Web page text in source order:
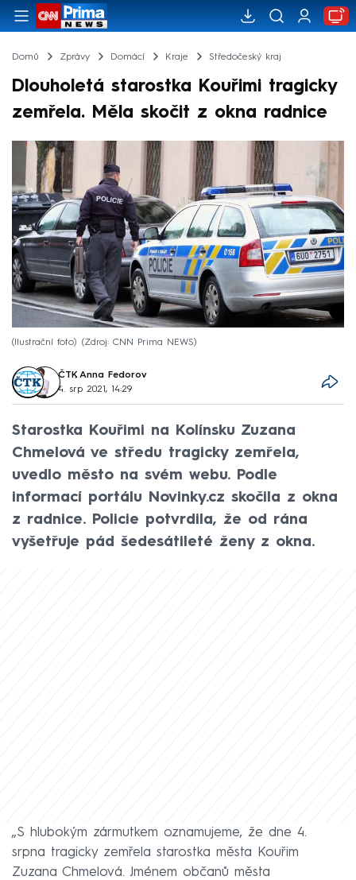
Domů Zprávy Domácí Kraje Středočeský kraj
Dlouholetá starostka Kouřimi tragicky
zemřela. Měla skočit z okna radnice
(Ilustrační foto) Zdroj: CNN Prima NEWS
ČTK, Anna Fedorov
4. srp 2021, 14:29
Starostka Kouřimi na Kolínsku Zuzana
Chmelová ve středu tragicky zemřela,
uvedlo město na svém webu. Podle
informací portálu Novinky.cz skočila z okna
z radnice. Policie potvrdila, že od rána
vyšetřuje pád šedesátileté ženy z okna.
„S hlubokým zármutkem oznamujeme, že dne 4.
srpna tragicky zemřela starostka města Kouřim
Zuzana Chmelová. Jménem občanů města